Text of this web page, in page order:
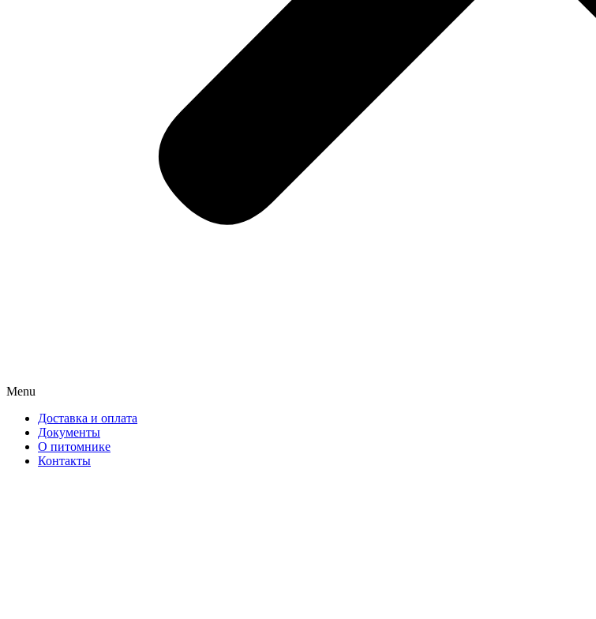
Menu
Доставка и оплата
Документы
О питомнике
Контакты